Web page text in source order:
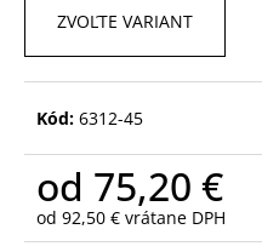
ZVOĽTE VARIANT
Kód: 6312-45
od 75,20 €
od 92,50 € vrátane DPH
Jednotková
ú
č
a